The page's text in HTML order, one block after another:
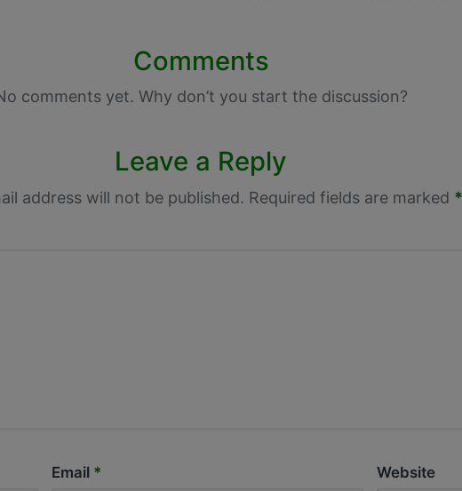
Comments
comments yet. Why don’t you start the discussion?
Leave a Reply
address will not be published. Required fields are marked *
Email * Website